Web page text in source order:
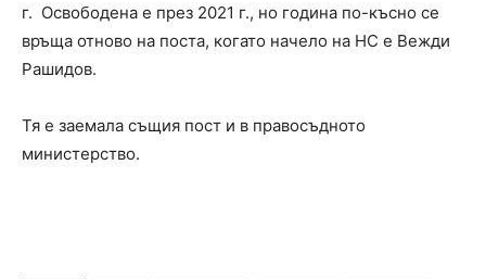
г. Освободена е през 2021 г., но година по-късно се
връща отново на поста, когато начело на НС е Вежди
Рашидов.
Тя е заемала същия пост и в правосъдното
министерство.